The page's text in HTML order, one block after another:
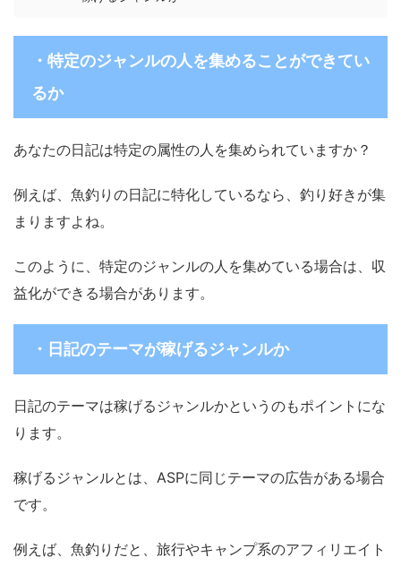
・特定のジャンルの人を集めることができてい
るか
あなたの日記は特定の属性の人を集められていますか？
例えば、魚釣りの日記に特化しているなら、釣り好きが集
まりますよね。
このように、特定のジャンルの人を集めている場合は、収
益化ができる場合があります。
・日記のテーマが稼げるジャンルか
日記のテーマは稼げるジャンルかというのもポイントにな
ります。
稼げるジャンルとは、ASPに同じテーマの広告がある場合
です。
例えば、魚釣りだと、旅行やキャンプ系のアフィリエイト